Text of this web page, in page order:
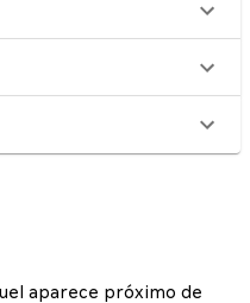
aparece próximo de